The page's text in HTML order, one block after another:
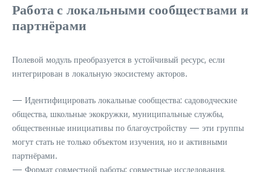
Работа с локальными сообществами и
партнёрами
Полевой модуль преобразуется в устойчивый ресурс, если
интегрирован в локальную экосистему акторов.
— Идентифицировать локальные сообщества: садоводческие
общества, школьные экокружки, муниципальные службы,
общественные инициативы по благоустройству — эти группы
могут стать не только объектом изучения, но и активными
партнёрами.
— Формат совместной работы: совместные исследования,